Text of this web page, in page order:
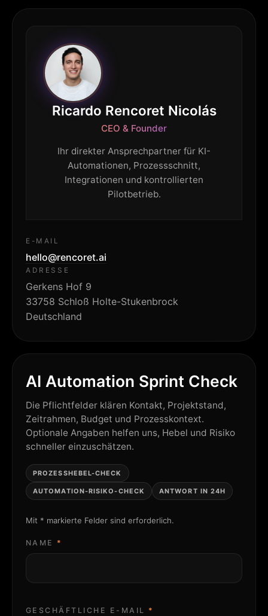
Ricardo Rencoret Nicolás
CEO & Founder
Ihr direkter Ansprechpartner für KI-
Automationen, Prozessschnitt,
Integrationen und kontrollierten
Pilotbetrieb.
E-MAIL
hello@rencoret.ai
ADRESSE
Gerkens Hof 9
33758 Schloß Holte-Stukenbrock
Deutschland
AI Automation Sprint Check
Die Pflichtfelder klären Kontakt, Projektstand,
Zeitrahmen, Budget und Prozesskontext.
Optionale Angaben helfen uns, Hebel und Risiko
schneller einzuschätzen.
PROZESSHEBEL-CHECK
AUTOMATION-RISIKO-CHECK ANTWORT IN 24H
Mit * markierte Felder sind erforderlich.
NAME
GESCHÄFTLICHE E-MAIL